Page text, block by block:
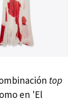
top
en 'El